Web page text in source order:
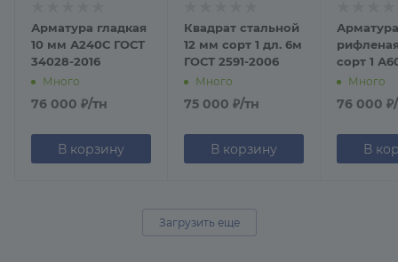
Арматура гладкая
10 мм А240С ГОСТ
34028-2016
Много
76 000 ₽/тн
В корзину
Квадрат стальной
12 мм сорт 1 дл. 6м
ГОСТ 2591-2006
Много
75 000 ₽/тн
В корзину
Арматура
сорт 1
Много
76 000 ₽
В
Загрузить еще